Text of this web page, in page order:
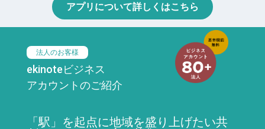
アプリについて詳しくはこちら
法人のお客様
ekinoteビジネス
アカウントのご紹介
「駅」を起点に地域を盛り上げたい共